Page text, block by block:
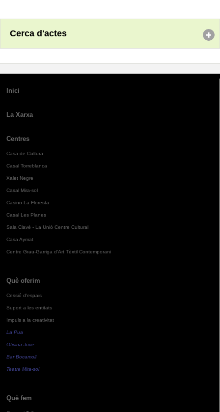
Cerca d'actes
Inici
La Xarxa
Centres
Casa de Cultura
Casal Torreblanca
Xalet Negre
Casal Mira-sol
Casino La Floresta
Casal Les Planes
Sala Clavé - La Unió Centre Cultural
Casa Aymat
Centre Grau-Garriga d'Art Tèxtil Contemporani
Què oferim
Cessió d'espais
Suport a les entitats
Impuls a la creativitat
La Pua
Oficina Jove
Bar Bocamoll
Teatre Mira-sol
Què fem